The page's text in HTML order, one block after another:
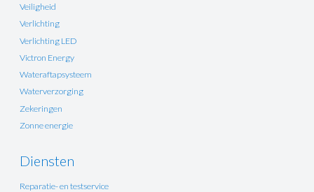
Veiligheid
Verlichting
Verlichting LED
Victron Energy
Wateraftapsysteem
Waterverzorging
Zekeringen
Zonne energie
Diensten
Reparatie- en testservice